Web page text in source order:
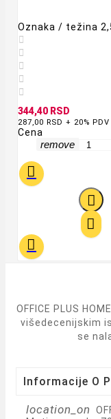
Oznaka / težina





344,40 RSD
287,00 RSD + 20% PDV
Cena
remove




OFFICE PLUS
višedecenijskim
se
Informacije O
location_on